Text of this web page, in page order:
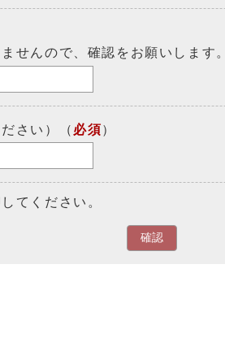
せんので、確認をお願いします。
さい）（ 必須）
てください。
確認